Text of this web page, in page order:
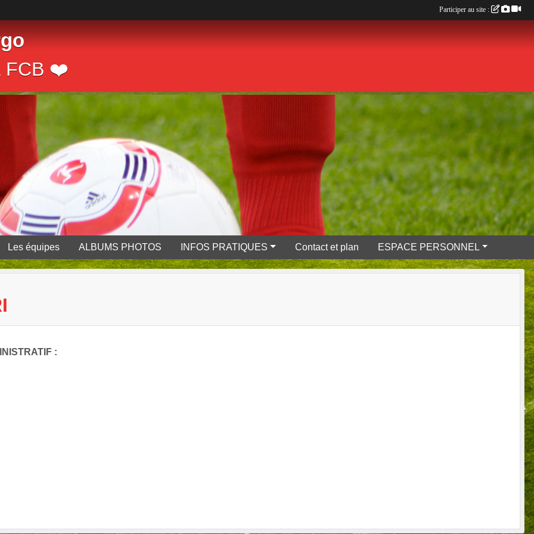
FCB ❤️
Les équipes ALBUMS PHOTOS INFOS PRATIQUES Contact et plan ESPACE PERSONNEL
:
Participer au site :